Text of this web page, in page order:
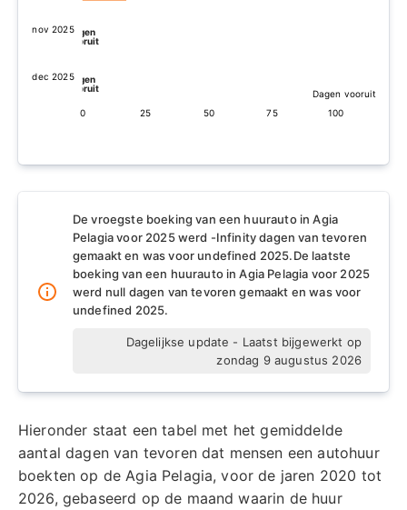
Dagen
vooruit
0
Dagen
vooruit
nov 2025
dec 2025
Dagen vooruit
0 25 50 75 100
De vroegste boeking van een huurauto in Agia
Pelagia voor 2025 werd -Infinity dagen van tevoren
gemaakt en was voor undefined 2025.De laatste
boeking van een huurauto in Agia Pelagia voor 2025
werd null dagen van tevoren gemaakt en was voor
undefined 2025.
Dagelijkse update - Laatst bijgewerkt op
zondag 9 augustus 2026
Hieronder staat een tabel met het gemiddelde
aantal dagen van tevoren dat mensen een autohuur
boekten op de Agia Pelagia, voor de jaren 2020 tot
2026, gebaseerd op de maand waarin de huur